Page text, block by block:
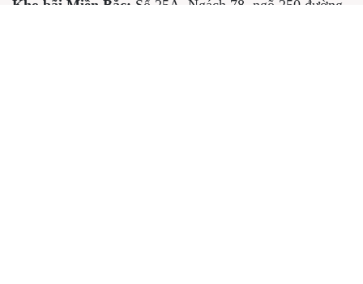
Kho bãi Miền Bắc: Số 25A, Ngách 78, ngõ 250 đường